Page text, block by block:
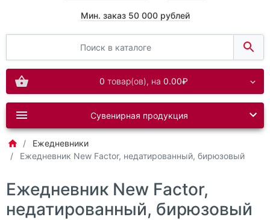
Мин. заказ 50 000 рублей
0 товар(ов), на 0.00₽
Сувенирная продукция
Ежедневники
Ежедневник New Factor, недатированный, бирюзовый
Ежедневник New Factor,
недатированный, бирюзовый